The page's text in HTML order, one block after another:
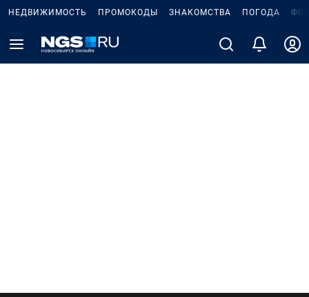
НЕДВИЖИМОСТЬ ПРОМОКОДЫ ЗНАКОМСТВА ПОГОДА